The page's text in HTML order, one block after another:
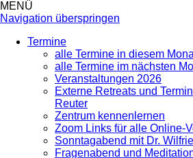
MENÜ
Navigation überspringen
Termine
alle Termine in diesem
alle Termine im nächsten
Veranstaltungen 2026
Externe Retreats und
Reuter
Zentrum kennenlernen
Zoom Links für alle Online-
Sonntagabend mit Dr.
Fragenabend und